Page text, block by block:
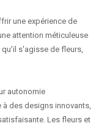
une expérience de
attention méticuleuse
s'agisse de fleurs,
autonomie
des designs innovants,
Les fleurs et